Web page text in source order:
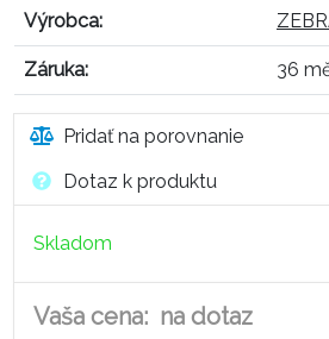
Výrobca:
Záruka: 36
Pridať na porovnanie
Dotaz k produktu
Skladom
Vaša cena: na dotaz